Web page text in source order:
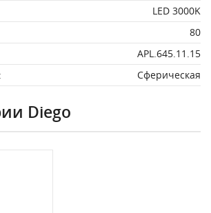
LED 3000K
80
APL.645.11.15
Сферическая
Diego